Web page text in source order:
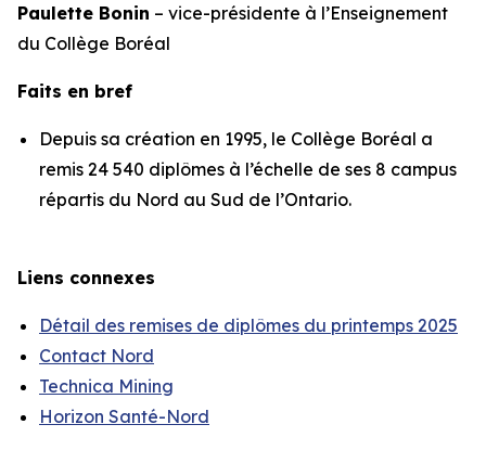
Paulette Bonin – vice-présidente à l’Enseignement
du Collège Boréal
Faits en bref
Depuis sa création en 1995, le Collège Boréal a
remis 24 540 diplômes à l’échelle de ses 8 campus
répartis du Nord au Sud de l’Ontario.
Liens connexes
Détail des remises de diplômes du printemps 2025
Contact Nord
Technica Mining
Horizon Santé-Nord